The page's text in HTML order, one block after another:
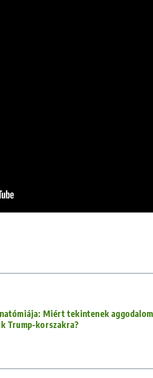
Miért tekintenek
Trump-korszakra?